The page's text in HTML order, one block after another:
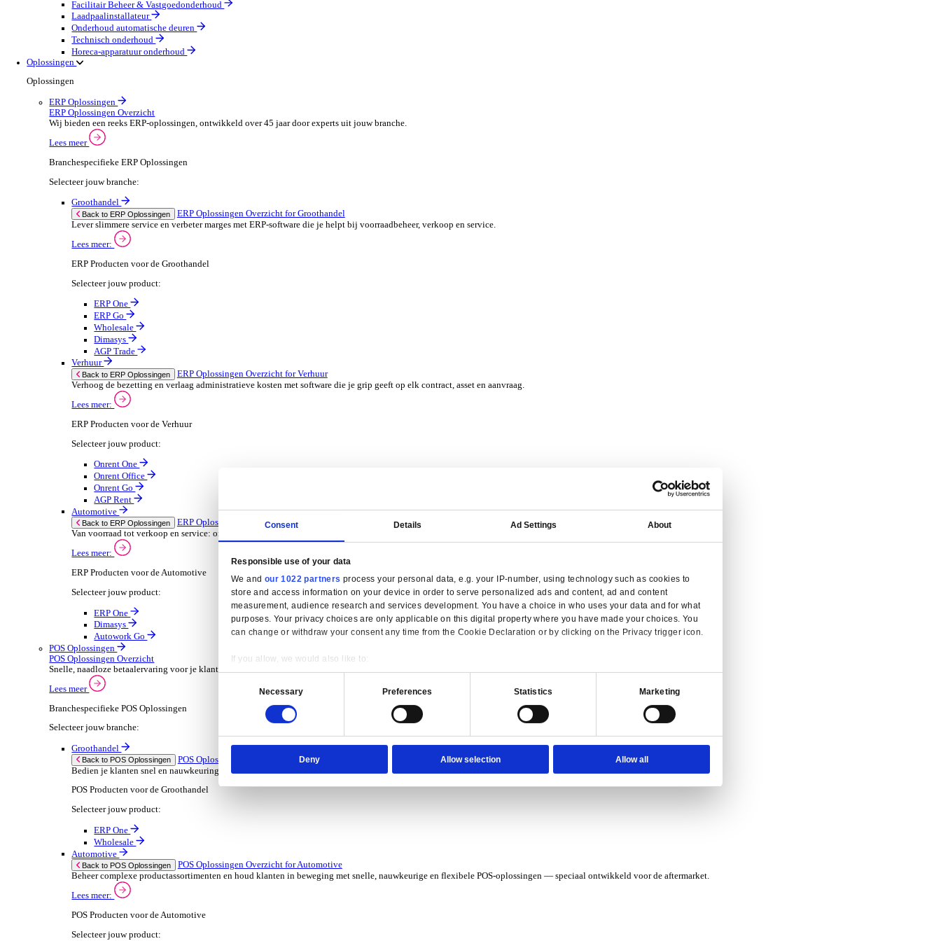
Machines & Gereedschap
Field Service
Field Service Overzicht
Stroomlijn je processen, neem betere beslissingen en geef je team een boost met een alles-in-één field service platform.
Selecteer jouw branche:
Brandbeveiliging & Brandveiligheid
Waterhygiëne en behandeling
Sanitair- en verwarming
Beveiligingsinstallateur
Elektrotechnische installateur
Medische apparatuur onderhoud
Lift- en roltraponderhoud
Facilitair Beheer & Vastgoedonderhoud
Onderhoud automatische deuren
Technisch onderhoud
Horeca-apparatuur onderhoud
Oplossingen
Oplossingen
ERP Oplossingen
ERP Oplossingen Overzicht
Wij bieden een reeks ERP-oplossingen, ontwikkeld over 45 jaar door experts uit jouw branche.
Branchespecifieke ERP Oplossingen
Selecteer jouw branche:
Groothandel
Back to ERP Oplossingen
Lever slimmere service en verbeter marges met ERP-software die je helpt bij voorraadbeheer, verkoop en service.
Lees meer:
ERP Producten voor de Groothandel
Selecteer jouw product:
ERP One
ERP Go
Wholesale
Dimasys
AGP Trade
Verhuur
Back to ERP Oplossingen
ERP Oplossingen Overzicht for Verhuur
Verhoog de bezetting en verlaag administratieve kosten met software die je grip geeft op elk contract, asset en aanvraag.
Lees meer:
ERP Producten voor de Verhuur
Selecteer jouw product:
Onrent One
Onrent Office
Onrent Go
AGP Rent
Automotive
Back to ERP Oplossingen
Van voorraad tot verkoop en service: ontdek de ERP-oplossingen die jouw aftermarketbedrijf in topvorm houden.